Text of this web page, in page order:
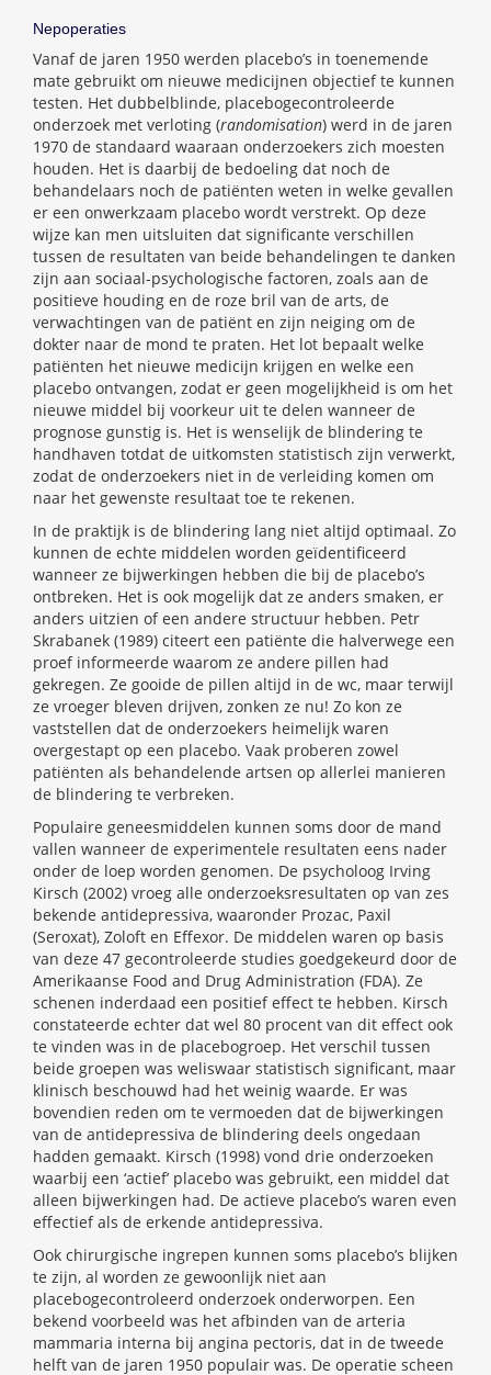
Nepoperaties
Vanaf de jaren 1950 werden placebo’s in toenemende
mate gebruikt om nieuwe medicijnen objectief te kunnen
testen. Het dubbelblinde, placebogecontroleerde
onderzoek met verloting (randomisation) werd in de jaren
1970 de standaard waaraan onderzoekers zich moesten
houden. Het is daarbij de bedoeling dat noch de
behandelaars noch de patiënten weten in welke gevallen
er een onwerkzaam placebo wordt verstrekt. Op deze
wijze kan men uitsluiten dat significante verschillen
tussen de resultaten van beide behandelingen te danken
zijn aan sociaal-psychologische factoren, zoals aan de
positieve houding en de roze bril van de arts, de
verwachtingen van de patiënt en zijn neiging om de
dokter naar de mond te praten. Het lot bepaalt welke
patiënten het nieuwe medicijn krijgen en welke een
placebo ontvangen, zodat er geen mogelijkheid is om het
nieuwe middel bij voorkeur uit te delen wanneer de
prognose gunstig is. Het is wenselijk de blindering te
handhaven totdat de uitkomsten statistisch zijn verwerkt,
zodat de onderzoekers niet in de verleiding komen om
naar het gewenste resultaat toe te rekenen.
In de praktijk is de blindering lang niet altijd optimaal. Zo
kunnen de echte middelen worden geïdentificeerd
wanneer ze bijwerkingen hebben die bij de placebo’s
ontbreken. Het is ook mogelijk dat ze anders smaken, er
anders uitzien of een andere structuur hebben. Petr
Skrabanek (1989) citeert een patiënte die halverwege een
proef informeerde waarom ze andere pillen had
gekregen. Ze gooide de pillen altijd in de wc, maar terwijl
ze vroeger bleven drijven, zonken ze nu! Zo kon ze
vaststellen dat de onderzoekers heimelijk waren
overgestapt op een placebo. Vaak proberen zowel
patiënten als behandelende artsen op allerlei manieren
de blindering te verbreken.
Populaire geneesmiddelen kunnen soms door de mand
vallen wanneer de experimentele resultaten eens nader
onder de loep worden genomen. De psycholoog Irving
Kirsch (2002) vroeg alle onderzoeksresultaten op van zes
bekende antidepressiva, waaronder Prozac, Paxil
(Seroxat), Zoloft en Effexor. De middelen waren op basis
van deze 47 gecontroleerde studies goedgekeurd door de
Amerikaanse Food and Drug Administration (FDA). Ze
schenen inderdaad een positief effect te hebben. Kirsch
constateerde echter dat wel 80 procent van dit effect ook
te vinden was in de placebogroep. Het verschil tussen
beide groepen was weliswaar statistisch significant, maar
klinisch beschouwd had het weinig waarde. Er was
bovendien reden om te vermoeden dat de bijwerkingen
van de antidepressiva de blindering deels ongedaan
hadden gemaakt. Kirsch (1998) vond drie onderzoeken
waarbij een ‘actief’ placebo was gebruikt, een middel dat
alleen bijwerkingen had. De actieve placebo’s waren even
effectief als de erkende antidepressiva.
Ook chirurgische ingrepen kunnen soms placebo’s blijken
te zijn, al worden ze gewoonlijk niet aan
placebogecontroleerd onderzoek onderworpen. Een
bekend voorbeeld was het afbinden van de arteria
mammaria interna bij angina pectoris, dat in de tweede
helft van de jaren 1950 populair was. De operatie scheen